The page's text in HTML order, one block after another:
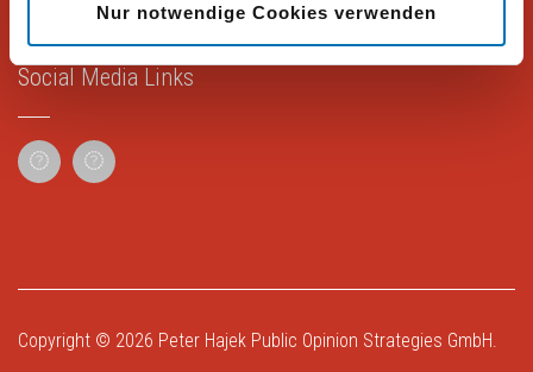
Nur notwendige Cookies verwenden
Social Media Links
Copyright © 2026 Peter Hajek Public Opinion Strategies GmbH.